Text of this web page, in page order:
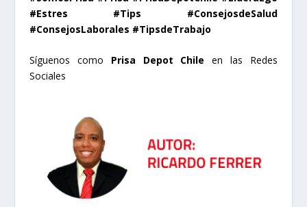
#Estres #Tips #ConsejosdeSalud
#ConsejosLaborales #TipsdeTrabajo
Síguenos como Prisa Depot Chile en las Redes
Sociales